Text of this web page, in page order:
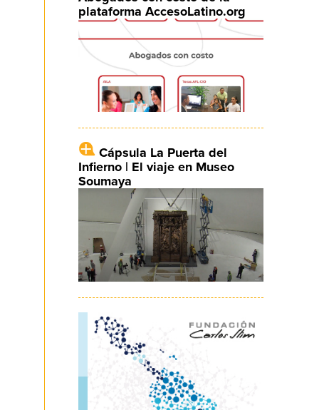
plataforma AccesoLatino.org
Cápsula La Puerta del
Infierno | El viaje en Museo
Soumaya